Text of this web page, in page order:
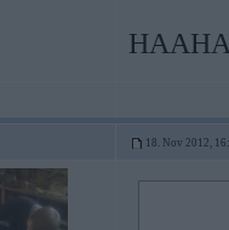
18. Nov 2012,